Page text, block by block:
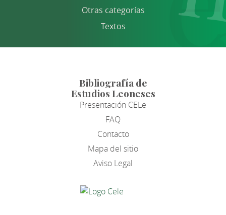
Otras categorías
Textos
Bibliografía de
Estudios Leoneses
Presentación CELe
FAQ
Contacto
Mapa del sitio
Aviso Legal